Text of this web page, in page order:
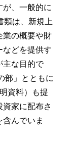
、一般的に
は、新規上
業の概要や財
どを提供す
主な目的で
部」とともに
資料）も提
家に配布さ
んでいま